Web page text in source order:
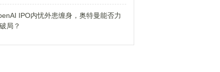
IPO内忧外患缠身，奥特曼能否力
局？